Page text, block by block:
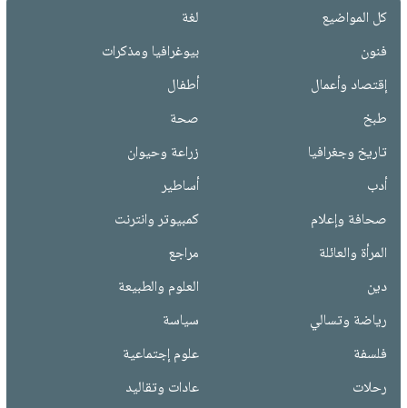
كل المواضيع
لغة
فنون
بيوغرافيا ومذكرات
إقتصاد وأعمال
أطفال
طبخ
صحة
تاريخ وجغرافيا
زراعة وحيوان
أدب
أساطير
صحافة وإعلام
كمبيوتر وانترنت
المرأة والعائلة
مراجع
دين
العلوم والطبيعة
رياضة وتسالي
سياسة
فلسفة
علوم إجتماعية
رحلات
عادات وتقاليد